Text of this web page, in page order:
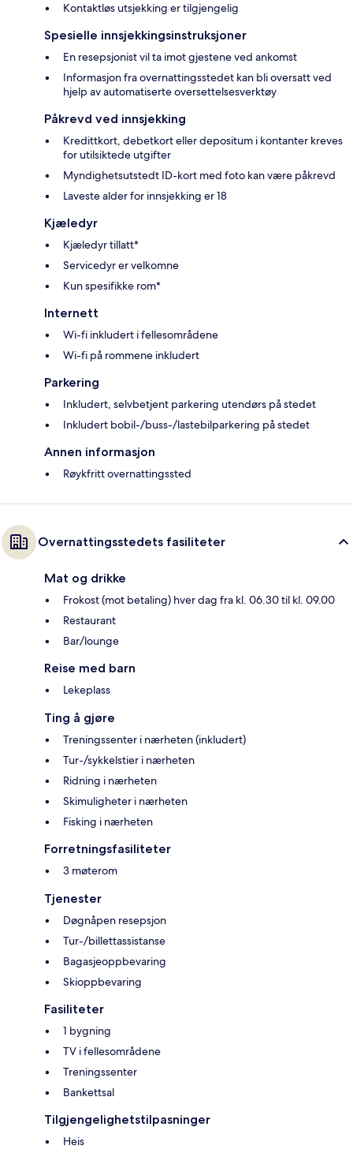
Kontaktløs utsjekking er tilgjengelig
Spesielle innsjekkingsinstruksjoner
En resepsjonist vil ta imot gjestene ved ankomst
Informasjon fra overnattingsstedet kan bli oversatt ved
hjelp av automatiserte oversettelsesverktøy
Påkrevd ved innsjekking
Kredittkort, debetkort eller depositum i kontanter kreves
for utilsiktede utgifter
Myndighetsutstedt ID-kort med foto kan være påkrevd
Laveste alder for innsjekking er 18
Kjæledyr
Kjæledyr tillatt*
Servicedyr er velkomne
Kun spesifikke rom*
Internett
Wi-fi inkludert i fellesområdene
Wi-fi på rommene inkludert
Parkering
Inkludert, selvbetjent parkering utendørs på stedet
Inkludert bobil-/buss-/lastebilparkering på stedet
Annen informasjon
Røykfritt overnattingssted
Overnattingsstedets fasiliteter
Mat og drikke
Frokost (mot betaling) hver dag fra kl. 06.30 til kl. 09.00
Restaurant
Bar/lounge
Reise med barn
Lekeplass
Ting å gjøre
Treningssenter i nærheten (inkludert)
Tur-/sykkelstier i nærheten
Ridning i nærheten
Skimuligheter i nærheten
Fisking i nærheten
Forretningsfasiliteter
3 møterom
Tjenester
Døgnåpen resepsjon
Tur-/billettassistanse
Bagasjeoppbevaring
Skioppbevaring
Fasiliteter
1 bygning
TV i fellesområdene
Treningssenter
Bankettsal
Tilgjengelighetstilpasninger
Heis